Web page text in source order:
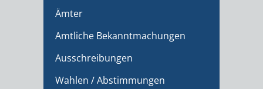
Ämter
Amtliche Bekanntmachungen
Ausschreibungen
Wahlen / Abstimmungen